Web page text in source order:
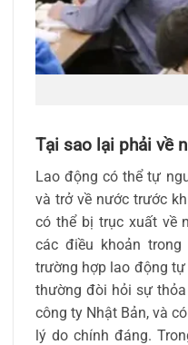
Tại sao lại phải về
Lao động có thể tự
và trở về nước trước
có thể bị trục xuất về
các điều khoản
trường hợp lao động tự
thường đòi hỏi sự
công ty Nhật Bản, và
lý do chính đáng.